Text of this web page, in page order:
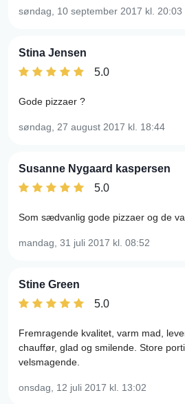
søndag, 10 september 2017 kl. 20:03
Stina Jensen
5.0
Gode pizzaer ?
søndag, 27 august 2017 kl. 18:44
Susanne Nygaard kaspersen
5.0
Som sædvanlig gode pizzaer og de
mandag, 31 juli 2017 kl. 08:52
Stine Green
5.0
Fremragende kvalitet, varm mad,
chauffør, glad og smilende. Store
velsmagende.
onsdag, 12 juli 2017 kl. 13:02